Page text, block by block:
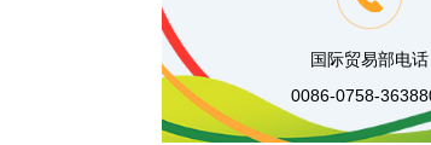
国际贸易部电话
0086-0758-